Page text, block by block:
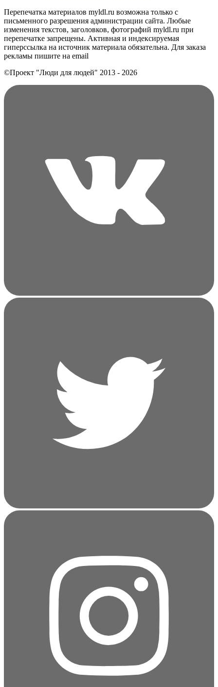
Перепечатка материалов myldl.ru возможна только с
письменного разрешения администрации сайта. Любые
изменения текстов, заголовков, фотографий myldl.ru при
перепечатке запрещены. Активная и индексируемая
гиперссылка на источник материала обязательна. Для заказа
рекламы пишите на еmail
©Проект "Люди для людей" 2013 - 2026